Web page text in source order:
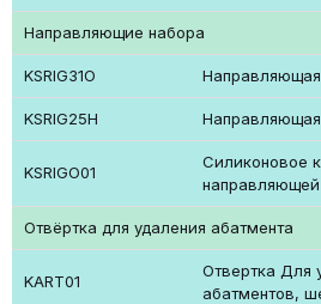
Направляющие набора
KSRIG31O Направляющая
KSRIG25H Направляющая
KSRIGO01
Силиконовое
направляющей
Отвёртка для удаления абатмента
KART01
Отвертка Для
абатментов,